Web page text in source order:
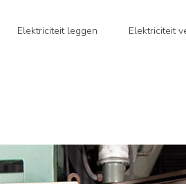
Elektriciteit leggen Elektriciteit